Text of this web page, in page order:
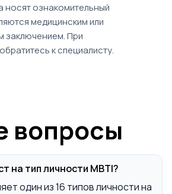
носят ознакомительный
медицинским или
заключением. При
к специалисту.
вопросы
на тип личности MBTI?
один из 16 типов личности на